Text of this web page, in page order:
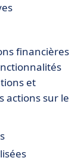
financières
et
actions sur le